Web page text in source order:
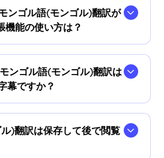
ードして、モンゴル語(モンゴ
きます。
ンゴル語(モンゴル)翻訳が
能の使い方は？
拡張機能をChromeに追加
タイムモンゴル語(モンゴル)
ンゴル語(モンゴル)翻訳は
幕ですか？
提供しております。音声モン
訳が必要な場合は、お問い合
)翻訳は保存して後で閲覧